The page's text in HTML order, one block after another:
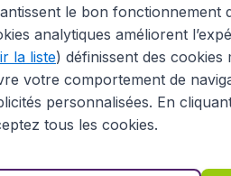
DOM-TOM. Ces deux
70 km au nord de Paris, est
avec une navette dédiée
des vols, BudgetAir
le bon fonctionnement
analytiques améliorent
la liste) définissent des
votre comportement de
personnalisées. En
tous les cookies.